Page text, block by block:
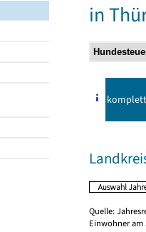
in
komplett
Quelle:
Einwohner am